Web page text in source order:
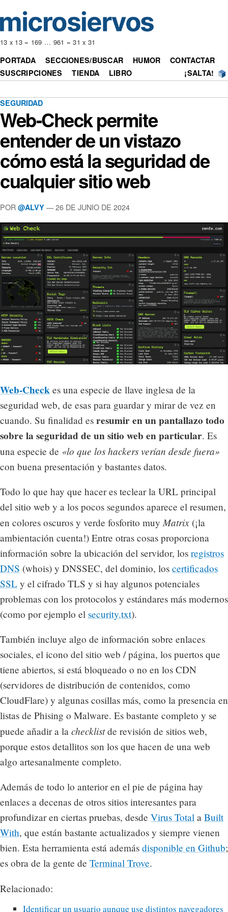
13 x 13 = 169 … 961 = 31 x 31
PORTADA SECCIONES/BUSCAR HUMOR
CONTACTAR
SUSCRIPCIONES
TIENDA LIBRO ¡SALTA!
SEGURIDAD
Web-Check permite
entender de un vistazo
cómo está la seguridad de
cualquier sitio web
POR @ALVY — 26 DE JUNIO DE 2024
Web-Check es una especie de llave inglesa de la
seguridad web, de esas para guardar y mirar de vez en
cuando. Su finalidad es resumir en un pantallazo todo
sobre la seguridad de un sitio web en particular. Es
una especie de «lo que loshackersverían desde fuera»
con buena presentación y bastantes datos.
Todo lo que hay que hacer es teclear la URL principal
del sitio web y a los pocos segundos aparece el resumen,
en colores oscuros y verde fosforito muyMatrix (¡la
ambientación cuenta!) Entre otras cosas proporciona
información sobre la ubicación del servidor, los registros
DNS (whois) y DNSSEC, del dominio, los certificados
SSL y el cifrado TLS y si hay algunos potenciales
problemas con los protocolos y estándares más modernos
(como por ejemplo el security.txt).
También incluye algo de información sobre enlaces
sociales, el icono del sitio web / página, los puertos que
tiene abiertos, si está bloqueado o no en los CDN
(servidores de distribución de contenidos, como
CloudFlare) y algunas cosillas más, como la presencia en
listas de Phising o Malware. Es bastante completo y se
puede añadir a la checklistde revisión de sitios web,
porque estos detallitos son los que hacen de una web
algo artesanalmente completo.
Además de todo lo anterior en el pie de página hay
enlaces a decenas de otros sitios interesantes para
profundizar en ciertas pruebas, desde Virus Total a Built
With, que están bastante actualizados y siempre vienen
bien. Esta herramienta está además disponible en Github;
es obra de la gente de Terminal Trove.
Relacionado:
Identificar un usuario aunque use distintos navegadores